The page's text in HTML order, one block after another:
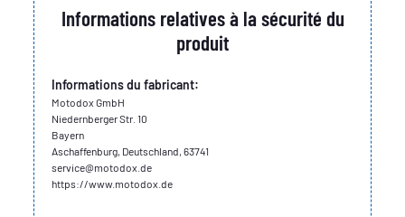
Informations relatives à la sécurité du
produit
Informations du fabricant:
Motodox GmbH
Niedernberger Str. 10
Bayern
Aschaffenburg, Deutschland, 63741
service@motodox.de
https://www.motodox.de